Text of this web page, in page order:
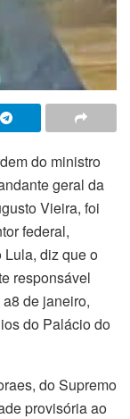
do ministro
geral da
Vieira, foi
federal,
diz que o
responsável
de janeiro,
do Palácio do
do Supremo
provisória ao